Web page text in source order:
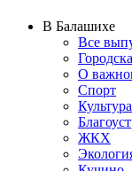
В Балашихе
Все
О
Спорт
Культура
ЖКХ